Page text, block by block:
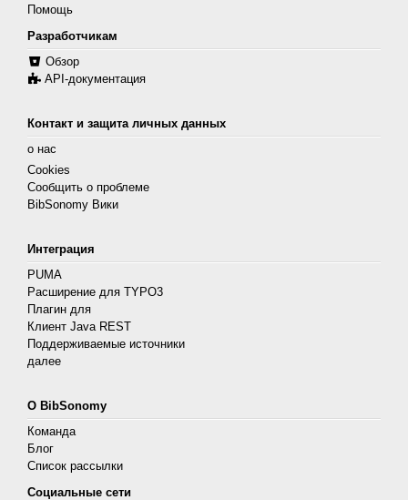
Помощь
Разработчикам
Обзор
API-документация
Контакт и защита личных данных
о нас
Cookies
Сообщить о проблеме
BibSonomy Вики
Интеграция
PUMA
Расширение для TYPO3
Плагин для
Клиент Java REST
Поддерживаемые источники
далее
О BibSonomy
Команда
Блог
Список рассылки
Социальные сети